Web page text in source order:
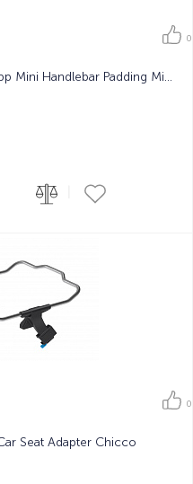
0
Накладка на ручки Thule Yepp Mini Handlebar Padding Miffy
0
Seat Adapter Chicco